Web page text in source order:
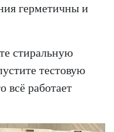
герметичны и
стиральную
тестовую
всё работает